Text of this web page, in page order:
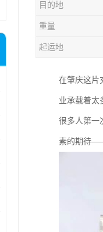
目的地
重量
起运地
在肇庆这片
业承载着太
很多人第一
素的期待